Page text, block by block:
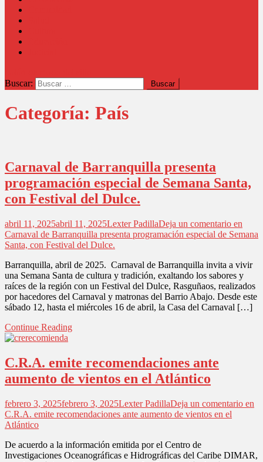
Buscar:
Categoría: País
Carnaval de Barranquilla presenta
programación especial de Semana Santa,
con Festival del Dulce.
abril 11, 2025abril 11, 2025Lexter PadillaDeja un comentario en
Carnaval de Barranquilla presenta programación especial de Semana
Santa, con Festival del Dulce.
Barranquilla, abril de 2025. Carnaval de Barranquilla invita a vivir
una Semana Santa de cultura y tradición, exaltando los sabores y
raíces de la región con un Festival del Dulce, Rasguñaos, realizados
por hacedores del Carnaval y matronas del Barrio Abajo. Desde este
sábado 12, hasta el miércoles 16 de abril, la Casa del Carnaval […]
Continue Reading
C.R.A. emite recomendaciones ante
aumento de vientos en el Atlántico
febrero 3, 2025febrero 3, 2025Lexter PadillaDeja un comentario en
C.R.A. emite recomendaciones ante aumento de vientos en el
Atlántico
De acuerdo a la información emitida por el Centro de
Investigaciones Oceanográficas e Hidrográficas del Caribe DIMAR,